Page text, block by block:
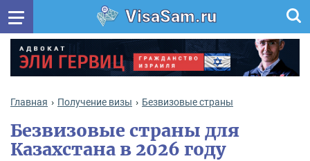
VisaSam.ru
Главная Получение визы Безвизовые страны
Безвизовые страны для
Казахстана в 2026 году